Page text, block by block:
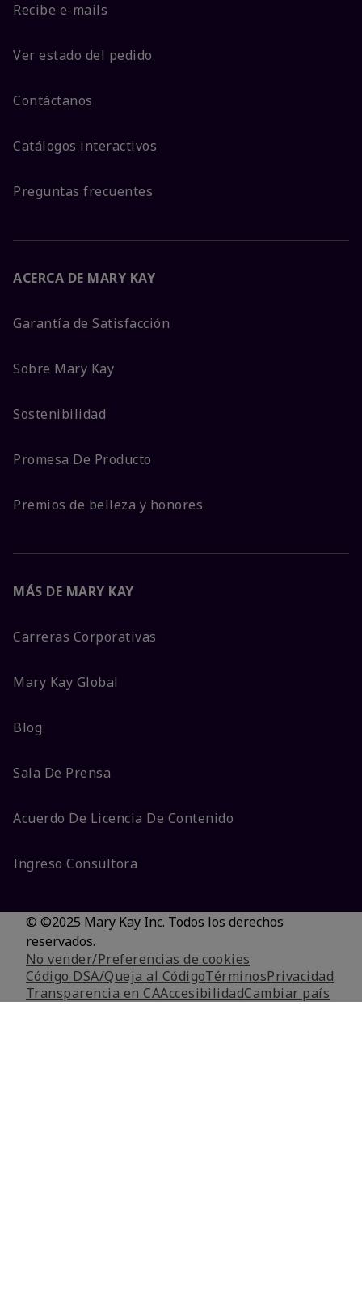
Recibe e-mails
Ver estado del pedido
Contáctanos
Catálogos interactivos
Preguntas frecuentes
ACERCA DE MARY KAY
Garantía de Satisfacción
Sobre Mary Kay
Sostenibilidad
Promesa De Producto
Premios de belleza y honores
MÁS DE MARY KAY
Carreras Corporativas
Mary Kay Global
Blog
Sala De Prensa
Acuerdo De Licencia De Contenido
Ingreso Consultora
© ©2025 Mary Kay Inc. Todos los derechos
reservados.
No vender/Preferencias de cookies
Código DSA/Queja al CódigoTérminosPrivacidad
Transparencia en CAAccesibilidadCambiar país